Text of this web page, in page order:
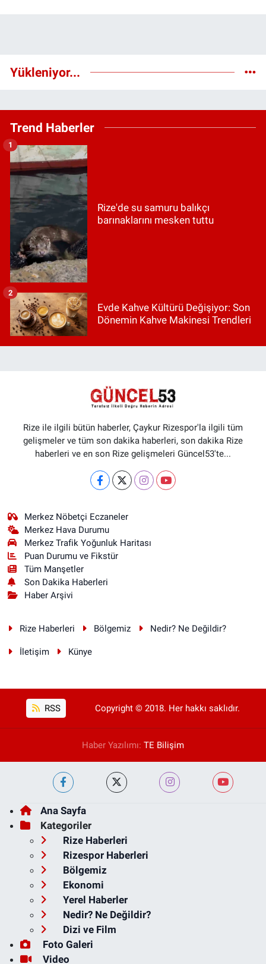
Yükleniyor...
Trend Haberler
Rize'de su samuru balıkçı
barınaklarını mesken tuttu
1
Evde Kahve Kültürü Değişiyor: Son
Dönemin Kahve Makinesi Trendleri
2
Rize ile ilgili bütün haberler, Çaykur Rizespor'la ilgili tüm
gelişmeler ve tüm son dakika haberleri, son dakika Rize
haberleri ve en son Rize gelişmeleri Güncel53'te...
Merkez Nöbetçi Eczaneler
Merkez Hava Durumu
Merkez Trafik Yoğunluk Haritası
Puan Durumu ve Fikstür
Tüm Manşetler
Son Dakika Haberleri
Haber Arşivi
Rize Haberleri Bölgemiz Nedir? Ne Değildir?
İletişim Künye
RSS Copyright © 2018. Her hakkı saklıdır.
Haber Yazılımı: TE Bilişim
Ana Sayfa
Kategoriler
Rize Haberleri
Rizespor Haberleri
Bölgemiz
Ekonomi
Yerel Haberler
Nedir? Ne Değildir?
Dizi ve Film
Foto Galeri
Video